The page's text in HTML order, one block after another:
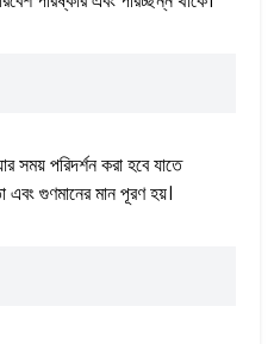
সময় পরিদর্শন করা হবে যাতে
এবং গুণমানের মান পূরণ হয়।